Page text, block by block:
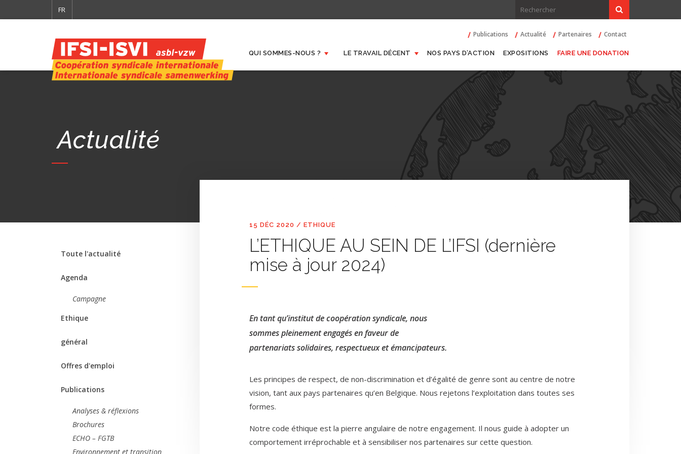
FR
Publications Actualité Partenaires Contact
QUI SOMMES-NOUS ? LE TRAVAIL DÉCENT NOS PAYS D’ACTION EXPOSITIONS FAIRE UNE DONATION
Actualité
Toute l'actualité
Agenda
Campagne
Ethique
général
Offres d'emploi
Publications
Analyses & réflexions
Brochures
ECHO – FGTB
Environnement et transition
15 DÉC 2020 / ETHIQUE
L’ETHIQUE AU SEIN DE L’IFSI (dernière
mise à jour 2024)
En tant qu’institut de coopération syndicale, nous
sommes pleinement engagés en faveur de
partenariats solidaires, respectueux et émancipateurs.
Les principes de respect, de non-discrimination et d’égalité de genre sont au centre de notre
vision, tant aux pays partenaires qu’en Belgique. Nous rejetons l’exploitation dans toutes ses
formes.
Notre code éthique est la pierre angulaire de notre engagement. Il nous guide à adopter un
comportement irréprochable et à sensibiliser nos partenaires sur cette question.